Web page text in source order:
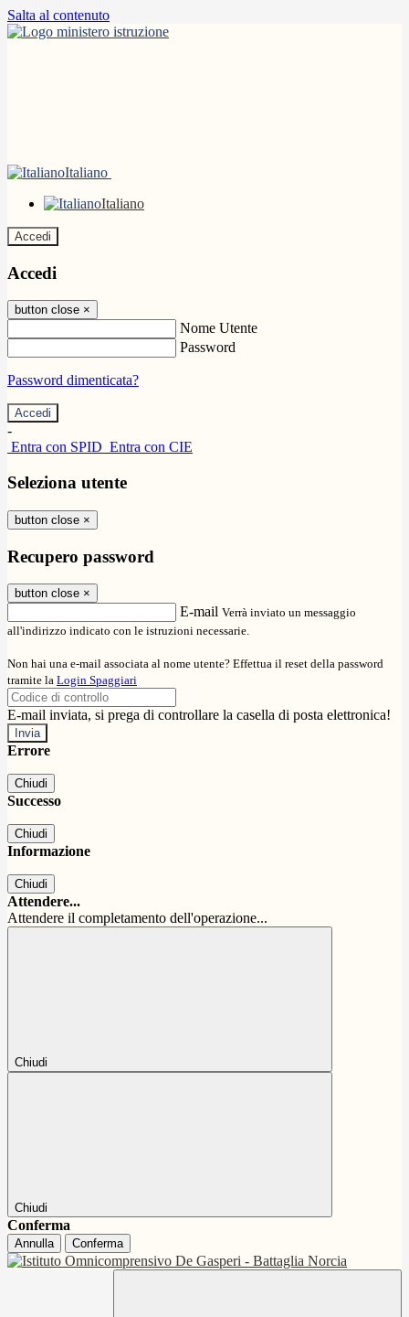
Salta al contenuto
Italiano
Italiano
Accedi
Accedi
button close ×
Nome Utente
Password
Password dimenticata?
-
Entra con SPID Entra con CIE
Seleziona utente
button close ×
Recupero password
button close ×
E-mail Verrà inviato un messaggio
all'indirizzo indicato con le istruzioni necessarie.
Non hai una e-mail associata al nome utente? Effettua il reset della password
tramite la Login Spaggiari
E-mail inviata, si prega di controllare la casella di posta elettronica!
Errore
Chiudi
Successo
Chiudi
Informazione
Chiudi
Attendere...
Attendere il completamento dell'operazione...
Chiudi
Chiudi
Conferma
Annulla Conferma